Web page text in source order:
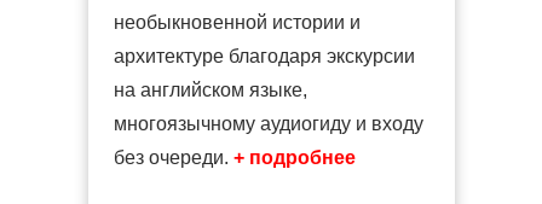
необыкновенной истории и
архитектуре благодаря экскурсии
на английском языке,
многоязычному аудиогиду и входу
без очереди. + подробнее